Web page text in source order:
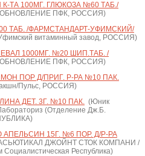
ТА 100МГ. ГЛЮКОЗА №60 ТАБ./
ПФК, РОССИЯ)
ТАБ. /ФАРМСТАНДАРТ-УФИМСКИЙ/
витаминный завод, РОССИЯ)
1000МГ. №20 ШИП.ТАБ. /
ПФК, РОССИЯ)
ПОР Д/ПРИГ. Р-РА №10 ПАК.
Пульс, РОССИЯ)
ДЕТ. 3Г. №10 ПАК.(Юник
(Отделение Дж.Б.
15Г. №6 ПОР. Д/Р-РА
ДЖОЙНТ СТОК КОМПАНИ /
Социалистическая Республика)